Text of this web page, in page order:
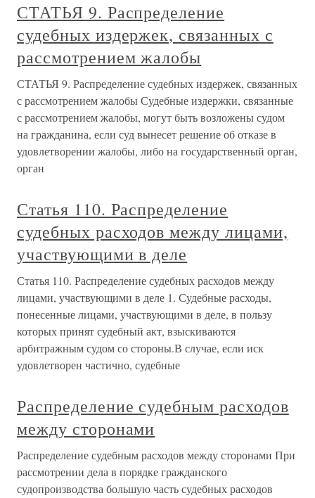
СТАТЬЯ 9. Распределение
судебных издержек, связанных с
рассмотрением жалобы
СТАТЬЯ 9. Распределение судебных издержек, связанных
с рассмотрением жалобы Судебные издержки, связанные
с рассмотрением жалобы, могут быть возложены судом
на гражданина, если суд вынесет решение об отказе в
удовлетворении жалобы, либо на государственный орган,
орган
Статья 110. Распределение
судебных расходов между лицами,
участвующими в деле
Статья 110. Распределение судебных расходов между
лицами, участвующими в деле 1. Судебные расходы,
понесенные лицами, участвующими в деле, в пользу
которых принят судебный акт, взыскиваются
арбитражным судом со стороны.В случае, если иск
удовлетворен частично, судебные
Распределение судебным расходов
между сторонами
Распределение судебным расходов между сторонами При
рассмотрении дела в порядке гражданского
судопроизводства большую часть судебных расходов